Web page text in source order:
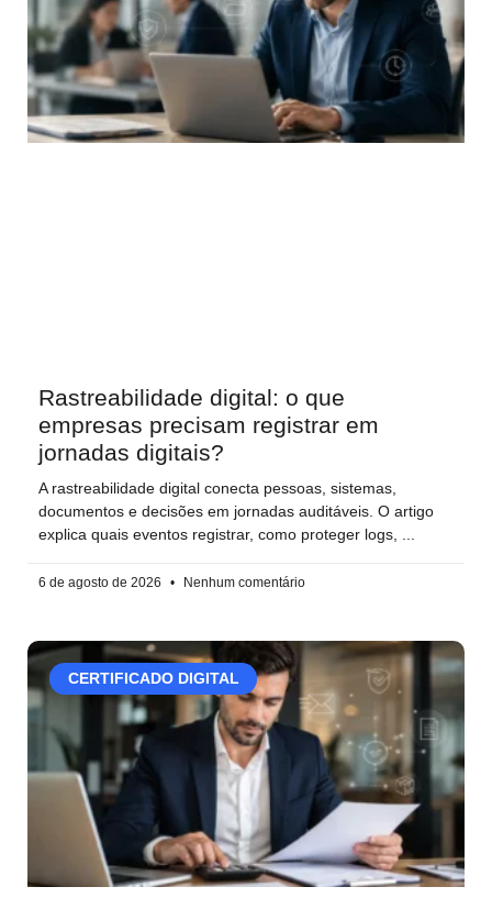
Rastreabilidade digital: o que
empresas precisam registrar em
jornadas digitais?
A rastreabilidade digital conecta pessoas, sistemas,
documentos e decisões em jornadas auditáveis. O artigo
explica quais eventos registrar, como proteger logs,
6 de agosto de 2026 Nenhum comentário
CERTIFICADO DIGITAL